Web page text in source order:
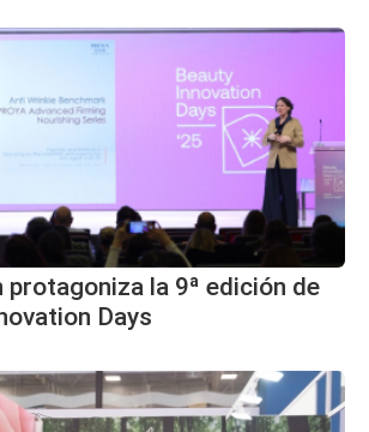
protagoniza la 9ª edición de
Days